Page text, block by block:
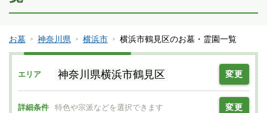
お墓 神奈川県 横浜市 横浜市鶴見区のお墓・霊園一覧
エリア 神奈川県横浜市鶴見区 変更
詳細条件 特色や宗派などを選択できます 変更